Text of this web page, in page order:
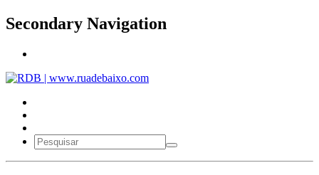
Secondary Navigation